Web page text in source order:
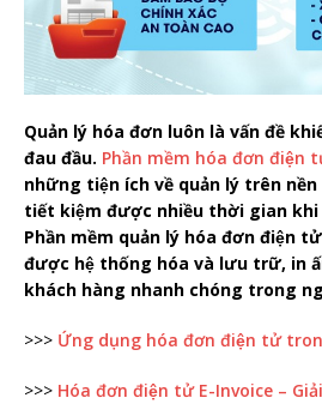
Quản lý hóa đơn luôn là vấn đề
đau đầu. Phần mềm hóa đơn điện
những tiện ích về quản lý trên
tiết kiệm được nhiều thời gian
Phần mềm quản lý hóa đơn điện
được hệ thống hóa và lưu trữ, in
khách hàng nhanh chóng trong
>>> Ứng dụng hóa đơn điện tử
>>> Hóa đơn điện tử E-Invoice –